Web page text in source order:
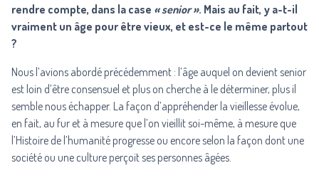
rendre compte, dans la case « senior ». Mais au fait, y a-t-il
vraiment un âge pour être vieux, et est-ce le même partout
?
Nous l’avions abordé précédemment : l’âge auquel on devient senior
est loin d’être consensuel et plus on cherche à le déterminer, plus il
semble nous échapper. La façon d’appréhender la vieillesse évolue,
en fait, au fur et à mesure que l’on vieillit soi-même, à mesure que
l’Histoire de l’humanité progresse ou encore selon la façon dont une
société ou une culture perçoit ses personnes âgées.